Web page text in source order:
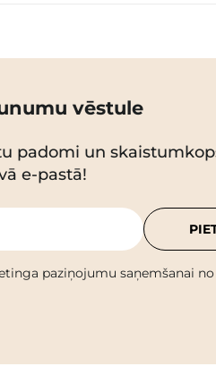
vēstule
padomi un
e-pastā!
paziņojumu saņemšanai no